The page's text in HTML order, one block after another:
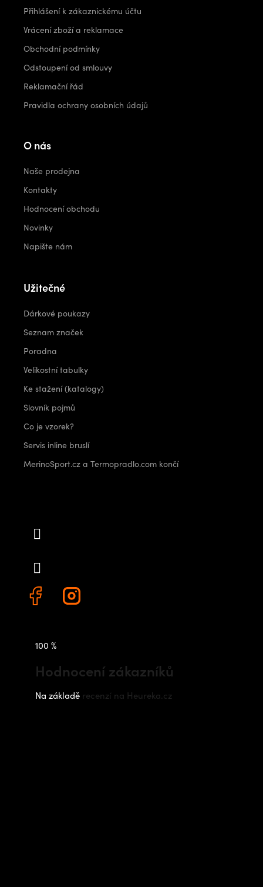
Přihlášení k zákaznickému účtu
Vrácení zboží a reklamace
Obchodní podmínky
Odstoupení od smlouvy
Reklamační řád
Pravidla ochrany osobních údajů
O nás
Naše prodejna
Kontakty
Hodnocení obchodu
Novinky
Napište nám
Užitečné
Dárkové poukazy
Seznam značek
Poradna
Velikostní tabulky
Ke stažení (katalogy)
Slovník pojmů
Co je vzorek?
Servis inline bruslí
MerinoSport.cz a Termopradlo.com končí
100 %
Hodnocení zákazníků
Na základě recenzí na Heureka.cz